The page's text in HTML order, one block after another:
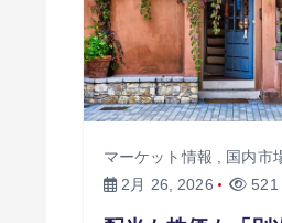
マーケット情報
国内市
2月 26, 2026
521